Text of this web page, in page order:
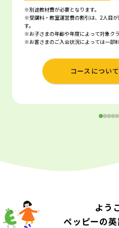
※別途教材費が必要となります。
※受講料・教室運営費の割引は、2人目
す。
※お子さまの年齢や年度によって対象ク
※お客さまのご入会状況によっては一部
コースについ
よう
ペッピーの